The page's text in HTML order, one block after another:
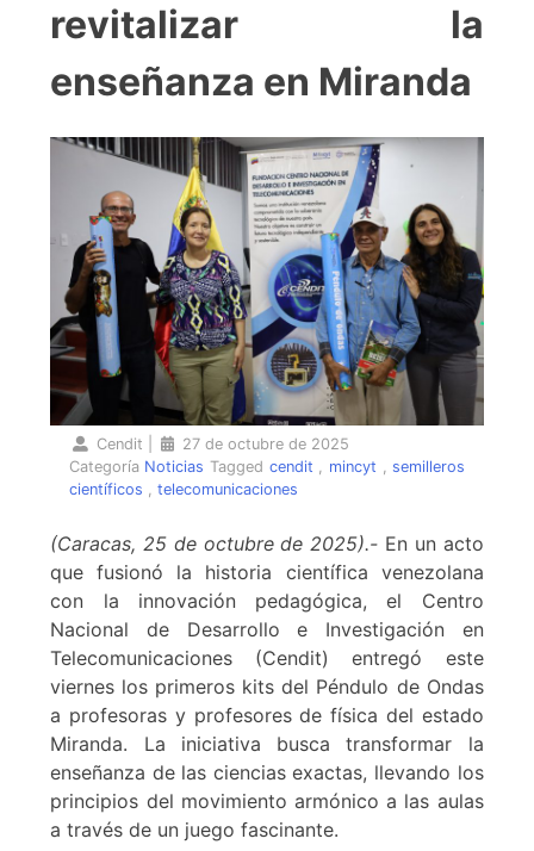
revitalizar la
enseñanza en Miranda
Cendit
27 de octubre de 2025
Categoría Noticias Tagged cendit mincyt ,semilleros
científicos
telecomunicaciones
(Caracas, 25 de octubre de 2025).- En un acto
que fusionó la historia científica venezolana
con la innovación pedagógica, el Centro
Nacional de Desarrollo e Investigación en
Telecomunicaciones (Cendit) entregó este
viernes los primeros kits del Péndulo de Ondas
a profesoras y profesores de física del estado
Miranda. La iniciativa busca transformar la
enseñanza de las ciencias exactas, llevando los
principios del movimiento armónico a las aulas
a través de un juego fascinante.